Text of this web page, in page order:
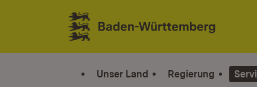
Zum Inhalt springen
Link zur Startseite
Unser Land Regierung